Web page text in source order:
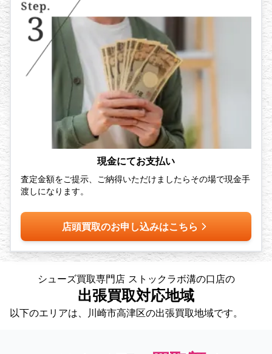
現金にてお支払い
査定金額をご提示、ご納得いただけましたらその場で現金手
渡しになります。
店頭買取のお申し込みはこちら
シューズ買取専門店 ストックラボ溝の口店の
出張買取対応地域
以下のエリアは、川崎市高津区の出張買取地域です。